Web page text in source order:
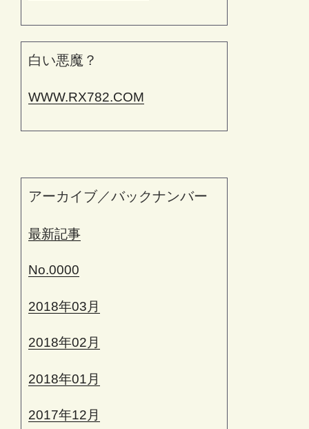
白い悪魔？
WWW.RX782.COM
アーカイブ／バックナンバー
最新記事
No.0000
2018年03月
2018年02月
2018年01月
2017年12月